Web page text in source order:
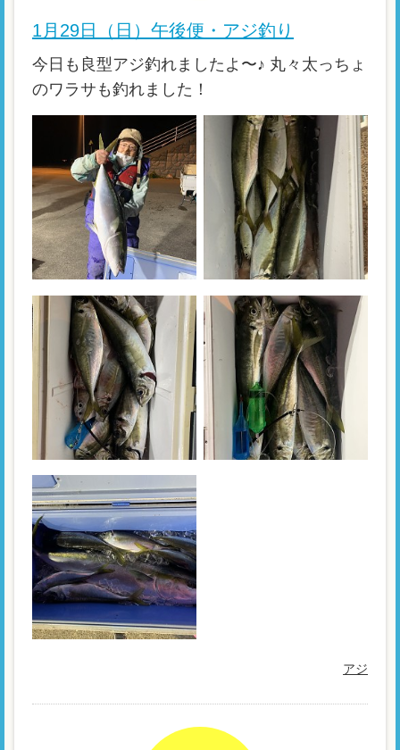
1月29日（日）午後便・アジ釣り
今日も良型アジ釣れましたよ〜♪ 丸々太っちょ
のワラサも釣れました！
アジ